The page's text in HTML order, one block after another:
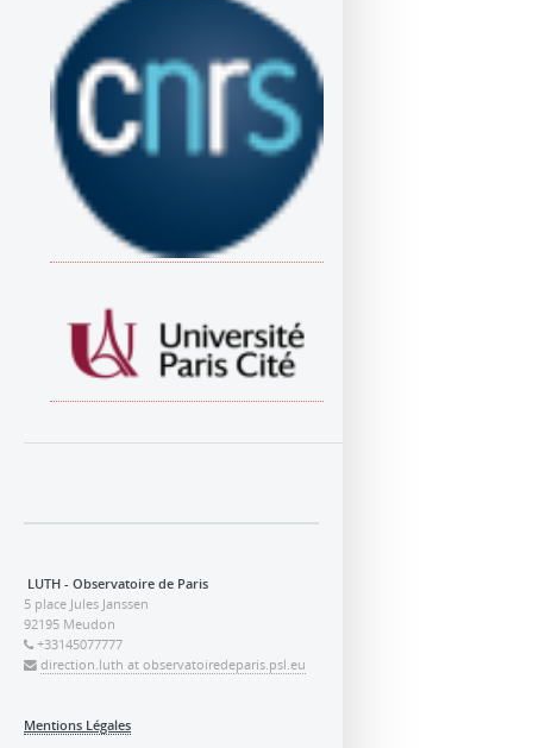
LUTH - Observatoire de Paris
5 place Jules Janssen
92195 Meudon
+33145077777
direction.luth at observatoiredeparis.psl.eu
Mentions Légales